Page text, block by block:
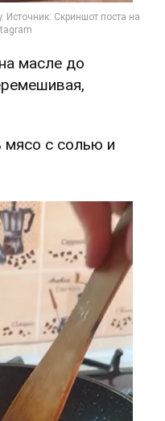
масле до
с солью и